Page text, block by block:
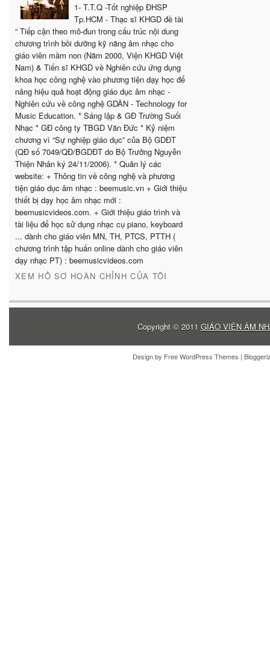
1- T.T.Q -Tốt nghiệp ĐHSP
Tp.HCM - Thạc sĩ KHGD đề tài
“ Tiếp cận theo mô-đun trong cấu trúc nội dung
chương trình bồi dưỡng kỹ năng âm nhạc cho
giáo viên mầm non (Năm 2000, Viện KHGD Việt
Nam) & Tiến sĩ KHGD về Nghiên cứu ứng dụng
khoa học công nghệ vào phương tiện dạy học để
nâng hiệu quả hoạt động giáo dục âm nhạc -
Nghiên cứu về công nghệ GDÂN - Technology for
Music Education. * Sáng lập & GĐ Trường Suối
Nhạc * GĐ công ty TBGD Văn Đức * Kỷ niệm
chương vì “Sự nghiệp giáo dục” của Bộ GDĐT
(QĐ số 7049/QĐ/BGDĐT do Bộ Trưởng Nguyễn
Thiện Nhân ký 24/11/2006). * Quản lý các
website: + Thông tin về công nghệ và phương
tiện giáo dục âm nhạc : beemusic.vn + Giới thiệu
thiết bị dạy học âm nhạc mới :
beemusicvideos.com. + Giới thiệu giáo trình và
tài liệu để học sử dụng nhạc cụ piano, keyboard
... dành cho giáo viên MN, TH, PTCS, PTTH (
chương trình tập huấn online dành cho giáo viên
dạy nhạc PT) : beemusicvideos.com
XEM HỒ SƠ HOÀN CHỈNH CỦA TÔI
Copyright © 2011 GIÁO VIÊN ÂM
Design by Free WordPress Themes |